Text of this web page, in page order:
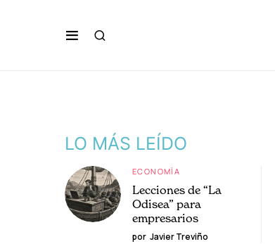
LO MÁS LEÍDO
ECONOMÍA
Lecciones de “La
Odisea” para
empresarios
por Javier Treviño